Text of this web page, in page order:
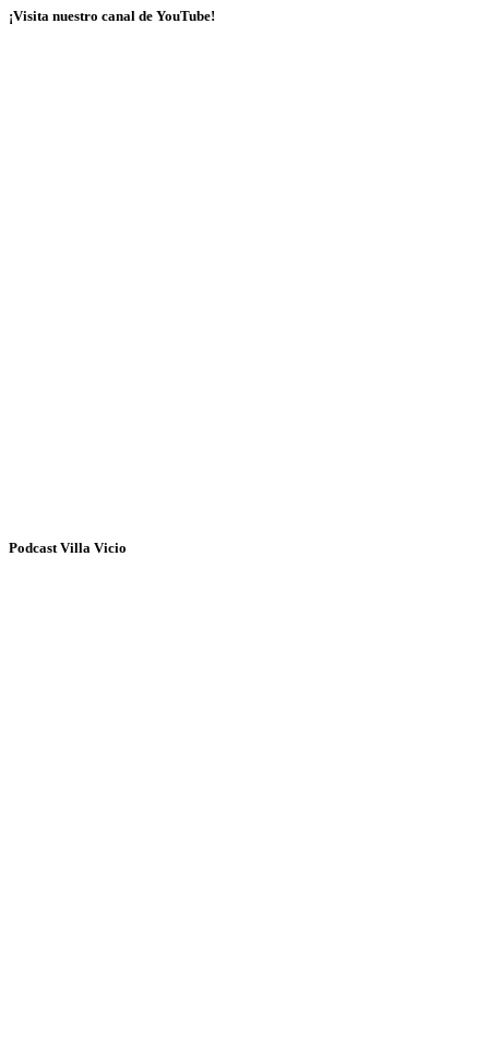
¡Visita nuestro canal de YouTube!
Podcast Villa Vicio